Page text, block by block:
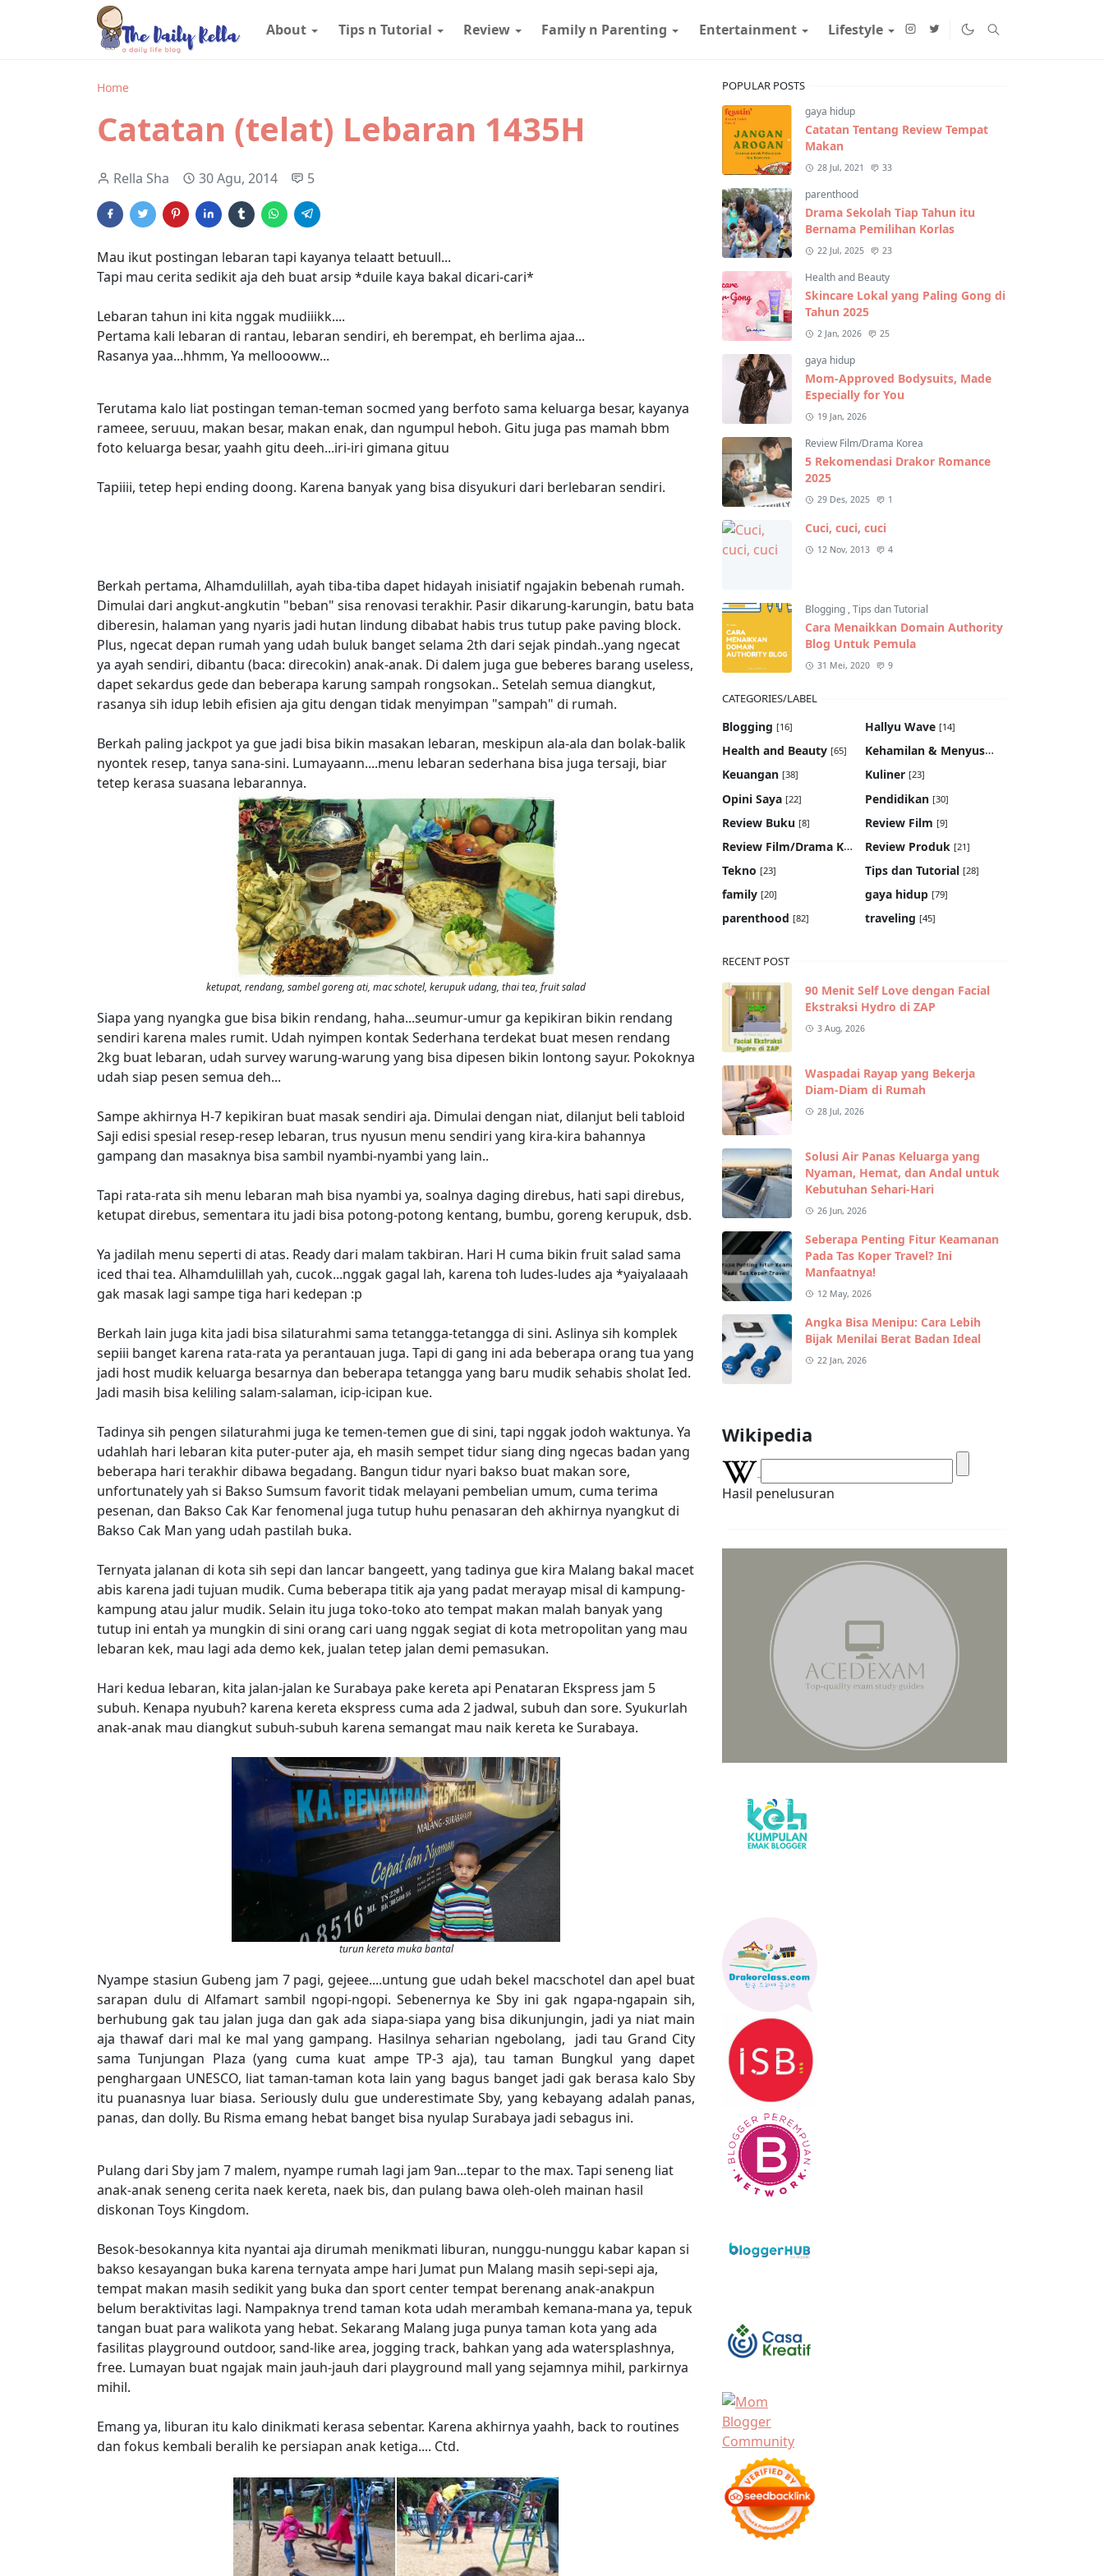
About Tips n Tutorial Review Family n Parenting Entertainment Lifestyle
Home
Catatan (telat) Lebaran 1435H
Rella Sha 30 Agu, 2014 5
Mau ikut postingan lebaran tapi kayanya telaatt betuull...
Tapi mau cerita sedikit aja deh buat arsip *duile kaya bakal dicari-cari*
Lebaran tahun ini kita nggak mudiiikk....
Pertama kali lebaran di rantau, lebaran sendiri, eh berempat, eh berlima ajaa...
Rasanya yaa...hhmm, Ya melloooww...
Terutama kalo liat postingan teman-teman socmed yang berfoto sama keluarga besar, kayanya
rameee, seruuu, makan besar, makan enak, dan ngumpul heboh. Gitu juga pas mamah bbm
foto keluarga besar, yaahh gitu deeh...iri-iri gimana gituu
Tapiiii, tetep hepi ending doong. Karena banyak yang bisa disyukuri dari berlebaran sendiri.
Berkah pertama, Alhamdulillah, ayah tiba-tiba dapet hidayah inisiatif ngajakin bebenah rumah.
Dimulai dari angkut-angkutin "beban" sisa renovasi terakhir. Pasir dikarung-karungin, batu bata
diberesin, halaman yang nyaris jadi hutan lindung dibabat habis trus tutup pake paving block.
Plus, ngecat depan rumah yang udah buluk banget selama 2th dari sejak pindah..yang ngecat
ya ayah sendiri, dibantu (baca: direcokin) anak-anak. Di dalem juga gue beberes barang useless,
dapet sekardus gede dan beberapa karung sampah rongsokan.. Setelah semua diangkut,
rasanya sih idup lebih efisien aja gitu dengan tidak menyimpan "sampah" di rumah.
Berkah paling jackpot ya gue jadi bisa bikin masakan lebaran, meskipun ala-ala dan bolak-balik
nyontek resep, tanya sana-sini. Lumayaann....menu lebaran sederhana bisa juga tersaji, biar
tetep kerasa suasana lebarannya.
ketupat, rendang, sambel goreng ati, mac schotel, kerupuk udang, thai tea, fruit salad
Siapa yang nyangka gue bisa bikin rendang, haha...seumur-umur ga kepikiran bikin rendang
sendiri karena males rumit. Udah nyimpen kontak Sederhana terdekat buat mesen rendang
2kg buat lebaran, udah survey warung-warung yang bisa dipesen bikin lontong sayur. Pokoknya
udah siap pesen semua deh...
Sampe akhirnya H-7 kepikiran buat masak sendiri aja. Dimulai dengan niat, dilanjut beli tabloid
Saji edisi spesial resep-resep lebaran, trus nyusun menu sendiri yang kira-kira bahannya
gampang dan masaknya bisa sambil nyambi-nyambi yang lain..
Tapi rata-rata sih menu lebaran mah bisa nyambi ya, soalnya daging direbus, hati sapi direbus,
ketupat direbus, sementara itu jadi bisa potong-potong kentang, bumbu, goreng kerupuk, dsb.
Ya jadilah menu seperti di atas. Ready dari malam takbiran. Hari H cuma bikin fruit salad sama
iced thai tea. Alhamdulillah yah, cucok...nggak gagal lah, karena toh ludes-ludes aja *yaiyalaaah
gak masak lagi sampe tiga hari kedepan :p
Berkah lain juga kita jadi bisa silaturahmi sama tetangga-tetangga di sini. Aslinya sih komplek
sepiii banget karena rata-rata ya perantauan juga. Tapi di gang ini ada beberapa orang tua yang
jadi host mudik keluarga besarnya dan beberapa tetangga yang baru mudik sehabis sholat Ied.
Jadi masih bisa keliling salam-salaman, icip-icipan kue.
Tadinya sih pengen silaturahmi juga ke temen-temen gue di sini, tapi nggak jodoh waktunya. Ya
udahlah hari lebaran kita puter-puter aja, eh masih sempet tidur siang ding ngecas badan yang
beberapa hari terakhir dibawa begadang. Bangun tidur nyari bakso buat makan sore,
unfortunately yah si Bakso Sumsum favorit tidak melayani pembelian umum, cuma terima
pesenan, dan Bakso Cak Kar fenomenal juga tutup huhu penasaran deh akhirnya nyangkut di
Bakso Cak Man yang udah pastilah buka.
Ternyata jalanan di kota sih sepi dan lancar bangeett, yang tadinya gue kira Malang bakal macet
abis karena jadi tujuan mudik. Cuma beberapa titik aja yang padat merayap misal di kampung-
kampung atau jalur mudik. Selain itu juga toko-toko ato tempat makan malah banyak yang
tutup ini entah ya mungkin di sini orang cari uang nggak segiat di kota metropolitan yang mau
lebaran kek, mau lagi ada demo kek, jualan tetep jalan demi pemasukan.
Hari kedua lebaran, kita jalan-jalan ke Surabaya pake kereta api Penataran Ekspress jam 5
subuh. Kenapa nyubuh? karena kereta ekspress cuma ada 2 jadwal, subuh dan sore. Syukurlah
anak-anak mau diangkut subuh-subuh karena semangat mau naik kereta ke Surabaya.
turun kereta muka bantal
Nyampe stasiun Gubeng jam 7 pagi, gejeee....untung gue udah bekel macschotel dan apel buat
sarapan dulu di Alfamart sambil ngopi-ngopi. Sebenernya ke Sby ini gak ngapa-ngapain sih,
berhubung gak tau jalan juga dan gak ada siapa-siapa yang bisa dikunjungin, jadi ya niat main
aja thawaf dari mal ke mal yang gampang. Hasilnya seharian ngebolang, jadi tau Grand City
sama Tunjungan Plaza (yang cuma kuat ampe TP-3 aja), tau taman Bungkul yang dapet
penghargaan UNESCO, liat taman-taman kota lain yang bagus banget jadi gak berasa kalo Sby
itu puanasnya luar biasa. Seriously dulu gue underestimate Sby, yang kebayang adalah panas,
panas, dan dolly. Bu Risma emang hebat banget bisa nyulap Surabaya jadi sebagus ini.
Pulang dari Sby jam 7 malem, nyampe rumah lagi jam 9an...tepar to the max. Tapi seneng liat
anak-anak seneng cerita naek kereta, naek bis, dan pulang bawa oleh-oleh mainan hasil
diskonan Toys Kingdom.
Besok-besokannya kita nyantai aja dirumah menikmati liburan, nunggu-nunggu kabar kapan si
bakso kesayangan buka karena ternyata ampe hari Jumat pun Malang masih sepi-sepi aja,
tempat makan masih sedikit yang buka dan sport center tempat berenang anak-anakpun
belum beraktivitas lagi. Nampaknya trend taman kota udah merambah kemana-mana ya, tepuk
tangan buat para walikota yang hebat. Sekarang Malang juga punya taman kota yang ada
fasilitas playground outdoor, sand-like area, jogging track, bahkan yang ada watersplashnya,
free. Lumayan buat ngajak main jauh-jauh dari playground mall yang sejamnya mihil, parkirnya
mihil.
Emang ya, liburan itu kalo dinikmati kerasa sebentar. Karena akhirnya yaahh, back to routines
dan fokus kembali beralih ke persiapan anak ketiga.... Ctd.
POPULAR POSTS
gaya hidup
Catatan Tentang Review Tempat
Makan
28 Jul, 2021 33
parenthood
Drama Sekolah Tiap Tahun itu
Bernama Pemilihan Korlas
22 Jul, 2025 23
Health and Beauty
Skincare Lokal yang Paling Gong di
Tahun 2025
2 Jan, 2026 25
gaya hidup
Mom-Approved Bodysuits, Made
Especially for You
19 Jan, 2026
Review Film/Drama Korea
5 Rekomendasi Drakor Romance
2025
29 Des, 2025 1
Cuci, cuci, cuci
12 Nov, 2013 4
Blogging ,Tips dan Tutorial
Cara Menaikkan Domain Authority
Blog Untuk Pemula
31 Mei, 2020 9
CATEGORIES/LABEL
Blogging [16] Hallyu Wave [14]
Health and Beauty [65] Kehamilan & Menyusui
Keuangan [38] Kuliner [23]
Opini Saya [22] Pendidikan [30]
Review Buku [8] Review Film [9]
Review Film/Drama Korea [22]
Review Produk [21]
Tekno [23] Tips dan Tutorial [28]
family [20] gaya hidup [79]
parenthood [82] traveling [45]
RECENT POST
90 Menit Self Love dengan Facial
Ekstraksi Hydro di ZAP
3 Aug, 2026
Waspadai Rayap yang Bekerja
Diam-Diam di Rumah
28 Jul, 2026
Solusi Air Panas Keluarga yang
Nyaman, Hemat, dan Andal untuk
Kebutuhan Sehari-Hari
26 Jun, 2026
Seberapa Penting Fitur Keamanan
Pada Tas Koper Travel? Ini
Manfaatnya!
12 May, 2026
Angka Bisa Menipu: Cara Lebih
Bijak Menilai Berat Badan Ideal
22 Jan, 2026
Wikipedia
Hasil penelusuran